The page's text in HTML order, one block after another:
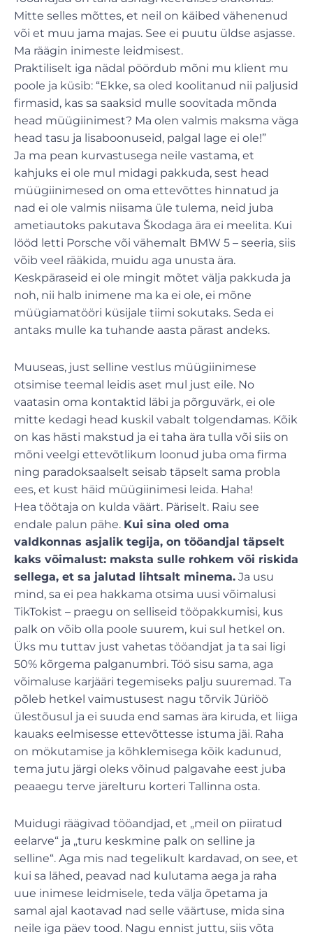
Mitte selles mõttes, et neil on käibed vähenenud
või et muu jama majas. See ei puutu üldse asjasse.
Ma räägin inimeste leidmisest.
Praktiliselt iga nädal pöördub mõni mu klient mu
poole ja küsib: “Ekke, sa oled koolitanud nii paljusid
firmasid, kas sa saaksid mulle soovitada mõnda
head müügiinimest? Ma olen valmis maksma väga
head tasu ja lisaboonuseid, palgal lage ei ole!”
Ja ma pean kurvastusega neile vastama, et
kahjuks ei ole mul midagi pakkuda, sest head
müügiinimesed on oma ettevõttes hinnatud ja
nad ei ole valmis niisama üle tulema, neid juba
ametiautoks pakutava Škodaga ära ei meelita. Kui
lööd letti Porsche või vähemalt BMW 5 – seeria, siis
võib veel rääkida, muidu aga unusta ära.
Keskpäraseid ei ole mingit mõtet välja pakkuda ja
noh, nii halb inimene ma ka ei ole, ei mõne
müügiamatööri küsijale tiimi sokutaks. Seda ei
antaks mulle ka tuhande aasta pärast andeks.
Muuseas, just selline vestlus müügiinimese
otsimise teemal leidis aset mul just eile. No
vaatasin oma kontaktid läbi ja põrguvärk, ei ole
mitte kedagi head kuskil vabalt tolgendamas. Kõik
on kas hästi makstud ja ei taha ära tulla või siis on
mõni veelgi ettevõtlikum loonud juba oma firma
ning paradoksaalselt seisab täpselt sama probla
ees, et kust häid müügiinimesi leida. Haha!
Hea töötaja on kulda väärt. Päriselt. Raiu see
endale palun pähe. Kui sina oled oma
valdkonnas asjalik tegija, on tööandjal täpselt
kaks võimalust: maksta sulle rohkem või riskida
sellega, et sa jalutad lihtsalt minema. Ja usu
mind, sa ei pea hakkama otsima uusi võimalusi
TikTokist – praegu on selliseid tööpakkumisi, kus
palk on võib olla poole suurem, kui sul hetkel on.
Üks mu tuttav just vahetas tööandjat ja ta sai ligi
50% kõrgema palganumbri. Töö sisu sama, aga
võimaluse karjääri tegemiseks palju suuremad. Ta
põleb hetkel vaimustusest nagu tõrvik Jüriöö
ülestõusul ja ei suuda end samas ära kiruda, et liiga
kauaks eelmisesse ettevõttesse istuma jäi. Raha
on mökutamise ja kõhklemisega kõik kadunud,
tema jutu järgi oleks võinud palgavahe eest juba
peaaegu terve järelturu korteri Tallinna osta.
Muidugi räägivad tööandjad, et „meil on piiratud
eelarve“ ja „turu keskmine palk on selline ja
selline“. Aga mis nad tegelikult kardavad, on see, et
kui sa lähed, peavad nad kulutama aega ja raha
uue inimese leidmisele, teda välja õpetama ja
samal ajal kaotavad nad selle väärtuse, mida sina
neile iga päev tood. Nagu ennist juttu, siis võta